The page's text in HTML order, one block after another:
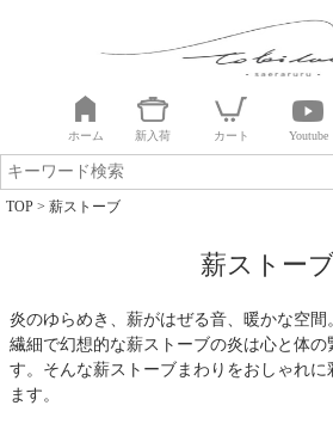
ホーム 新入荷 カート Youtube
TOP 薪ストーブ
薪ストー
炎のゆらめき、薪がはぜる音、暖かな空間
繊細で幻想的な薪ストーブの炎は心と体の
す。そんな薪ストーブまわりをおしゃれに
ます。